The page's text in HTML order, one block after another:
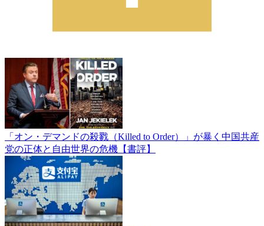
「オン・デマンドの殺戮（Killed to Order）」が暴く中国共産
党の正体と自由世界の危機【書評】